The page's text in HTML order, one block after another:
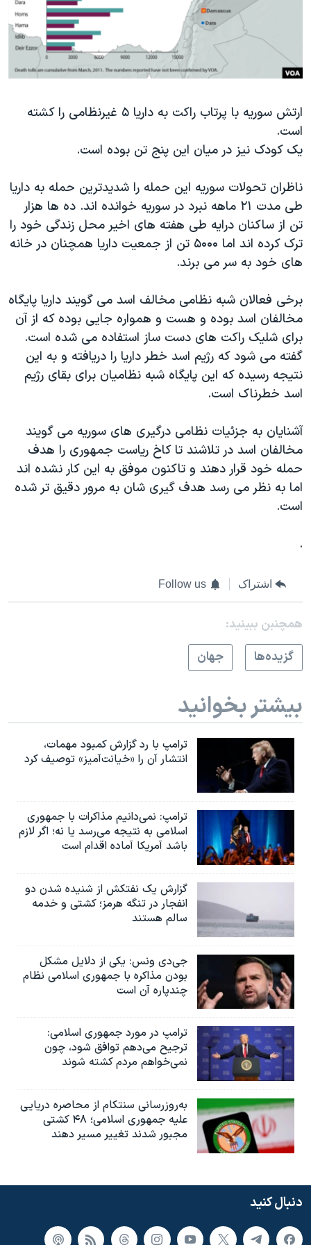
فرهنگ و زندگی
حقوق شهروندی
اسرائیل در جنگ
گالری عکس
انتخابات ریاست جمهوری آمریکا ۲۰۲۴
حمله جمهوری اسلامی به اسرائیل
ورزش زنان در ایران
اعتراضات زن، زندگی، آزادی
تریبونال مردمی آبان ۹۸
دادگاه حمید نوری
چهل سال گروگان‌گیری
قانون شفافیت دارائی کادر رهبری ایران
اسرائیل در جنگ
نرگس محمدی برنده جایزه نوبل صلح
همایش محافظه‌کاران آمریکا «سی‌پک»
صفحه‌های ویژه
زبانهای مختلف
ارتش سوریه با پرتاب راکت به داریا ۵ غیرنظامی را کشته
است.
یک کودک نیز در میان این پنج تن بوده است.
ناظران تحولات سوریه این حمله را شدیدترین حمله به داریا
طی مدت ۲۱ ماهه نبرد در سوریه خوانده اند. ده ها هزار
تن از ساکنان درایه طی هفته های اخیر محل زندگی خود را
ترک کرده اند اما ۵۰۰۰ تن از جمعیت داریا همچنان در خانه
های خود به سر می برند.
برخی فعالان شبه نظامی مخالف اسد می گویند داریا پایگاه
مخالفان اسد بوده و هست و همواره جایی بوده که از آن
برای شلیک راکت های دست ساز استفاده می شده است.
گفته می شود که رژیم اسد خطر داریا را دریافته و به این
نتیجه رسیده که این پایگاه شبه نظامیان برای بقای رژیم
اسد خطرناک است.
آشنایان به جزئیات نظامی درگیری های سوریه می گویند
مخالفان اسد در تلاشند تا کاخ ریاست جمهوری را هدف
حمله خود قرار دهند و تاکنون موفق به این کار نشده اند
اما به نظر می رسد هدف گیری شان به مرور دقیق تر شده
است.
.
اشتراک Follow us
همچنبن ببینید:
گزيده‌ها
جهان
بیشتر بخوانید
ترامپ با رد گزارش کمبود مهمات،
انتشار آن را «خیانت‌آمیز» توصیف کرد
ترامپ: نمی‌دانیم مذاکرات با جمهوری
اسلامی به نتیجه می‌رسد یا نه؛ اگر لازم
باشد آمریکا آماده اقدام است
گزارش یک نفتکش از شنیده شدن دو
انفجار در تنگه هرمز؛ کشتی و خدمه
سالم هستند
جی‌دی ونس: یکی از دلایل مشکل
بودن مذاکره با جمهوری اسلامی نظام
چندپاره آن است
ترامپ در مورد جمهوری اسلامی:
ترجیح می‌دهم توافق شود، چون
نمی‌خواهم مردم کشته شوند
به‌روزرسانی سنتکام از محاصره دریایی
علیه جمهوری اسلامی؛ ۴۸ کشتی
مجبور شدند تغییر مسیر دهند
دنبال کنید